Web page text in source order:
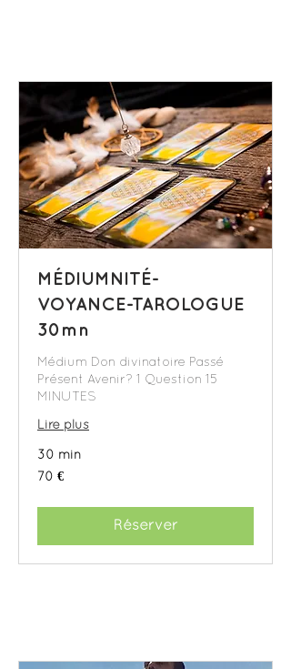
MÉDIUMNITÉ-
VOYANCE-TAROLOGUE
30mn
Médium Don divinatoire Passé
Présent Avenir? 1 Question 15
MINUTES
Lire plus
30 min
70
euros
70 €
Réserver